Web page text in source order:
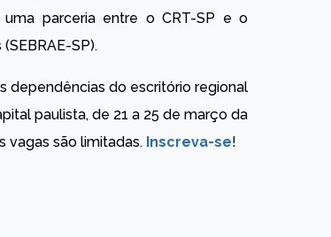
parceria entre o CRT-SP e o
SP).
dependências do escritório regional
paulista, de 21 a 25 de março da
vagas são limitadas. Inscreva-se!